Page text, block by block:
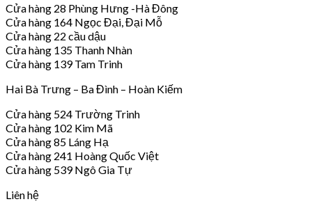
Cửa hàng 28 Phùng Hưng -Hà Đông
Cửa hàng 164 Ngọc Đại, Đại Mỗ
Cửa hàng 22 cầu dậu
Cửa hàng 135 Thanh Nhàn
Cửa hàng 139 Tam Trinh
Hai Bà Trưng – Ba Đình – Hoàn Kiếm
Cửa hàng 524 Trường Trinh
Cửa hàng 102 Kim Mã
Cửa hàng 85 Láng Hạ
Cửa hàng 241 Hoàng Quốc Việt
Cửa hàng 539 Ngô Gia Tự
Liên hệ